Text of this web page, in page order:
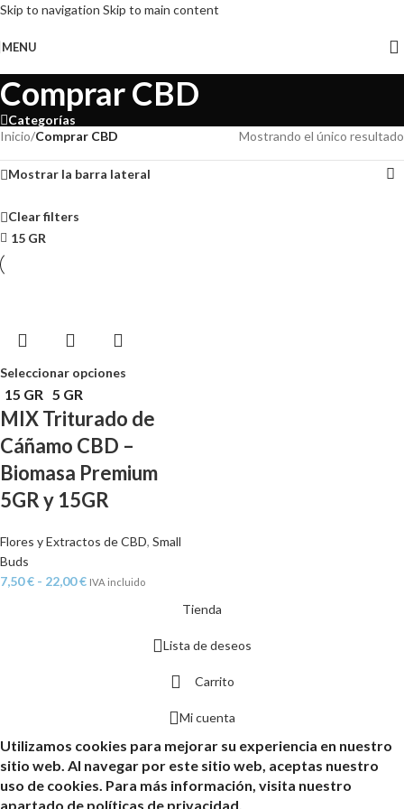
Skip to navigation Skip to main content
MENU
Comprar CBD
Categorías
Inicio/Comprar CBD Mostrando el único resultado
Mostrar la barra lateral
Clear filters
15 GR
Seleccionar opciones
15 GR 5 GR
MIX Triturado de
Cáñamo CBD –
Biomasa Premium
5GR y 15GR
Flores y Extractos de CBD, Small
Buds
7,50€ - 22,00€ IVA incluido
Tienda
Lista de deseos
Carrito
Mi cuenta
Utilizamos cookies para mejorar su experiencia en nuestro
sitio web. Al navegar por este sitio web, aceptas nuestro
uso de cookies. Para más información, visita nuestro
apartado de políticas de privacidad.